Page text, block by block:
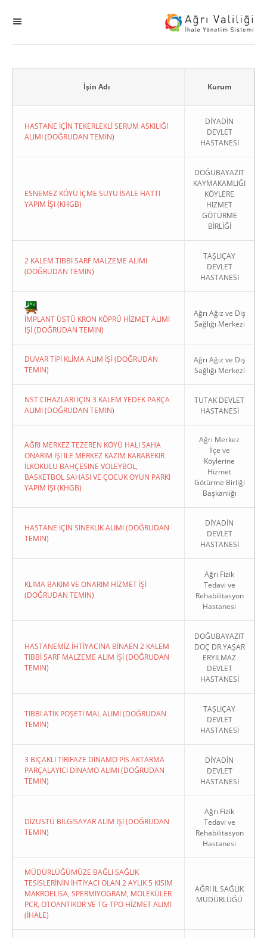
Okul
Kapat
Copyright 2022. Ağrı Valiliği
İşin Adı Kurum
HASTANE İÇİN TEKERLEKLİ SERUM ASKILIĞI
ALIMI (DOĞRUDAN TEMIN)
DİYADİN
DEVLET
HASTANESİ
ESNEMEZ KÖYÜ İÇME SUYU İSALE HATTI
YAPIM İŞI (KHGB)
DOĞUBAYAZIT
KAYMAKAMLIĞI
KÖYLERE
HİZMET
GÖTÜRME
BİRLİĞİ
2 KALEM TIBBİ SARF MALZEME ALIMI
(DOĞRUDAN TEMIN)
TAŞLIÇAY
DEVLET
HASTANESİ
İMPLANT ÜSTÜ KRON KÖPRÜ HİZMET ALIMI
İŞİ (DOĞRUDAN TEMIN)
Ağrı Ağız ve Diş
Sağlığı Merkezi
DUVAR TİPİ KLİMA ALIM İŞİ (DOĞRUDAN
TEMIN)
Ağrı Ağız ve Diş
Sağlığı Merkezi
NST CIHAZLARI İÇIN 3 KALEM YEDEK PARÇA
ALIMI (DOĞRUDAN TEMIN)
TUTAK DEVLET
HASTANESİ
AĞRI MERKEZ TEZEREN KÖYÜ HALI SAHA
ONARIM İŞI İLE MERKEZ KAZIM KARABEKIR
İLKOKULU BAHÇESINE VOLEYBOL,
BASKETBOL SAHASI VE ÇOCUK OYUN PARKI
YAPIM İŞI (KHGB)
Ağrı Merkez
İlçe ve
Köylerine
Hizmet
Götürme Birliği
Başkanlığı
HASTANE İÇİN SİNEKLİK ALIMI (DOĞRUDAN
TEMIN)
DİYADİN
DEVLET
HASTANESİ
KLİMA BAKIM VE ONARIM HİZMET İŞİ
(DOĞRUDAN TEMIN)
Ağrı Fizik
Tedavi ve
Rehabilitasyon
Hastanesi
HASTANEMİZ İHTİYACINA BİNAEN 2 KALEM
TIBBİ SARF MALZEME ALIM İŞİ (DOĞRUDAN
TEMIN)
DOĞUBAYAZIT
DOÇ DR.YAŞAR
ERYILMAZ
DEVLET
HASTANESİ
TIBBİ ATIK POŞETİ MAL ALIMI (DOĞRUDAN
TEMIN)
TAŞLIÇAY
DEVLET
HASTANESİ
3 BIÇAKLI TİRİFAZE DİNAMO PİS AKTARMA
PARÇALAYICI DİNAMO ALIMI (DOĞRUDAN
TEMIN)
DİYADİN
DEVLET
HASTANESİ
DİZÜSTÜ BİLGİSAYAR ALIM İŞİ (DOĞRUDAN
TEMIN)
Ağrı Fizik
Tedavi ve
Rehabilitasyon
Hastanesi
MÜDÜRLÜĞÜMÜZE BAĞLI SAĞLIK
TESİSLERİNİN İHTİYACI OLAN 2 AYLIK 5 KISIM
MAKROELİSA, SPERMİYOGRAM, MOLEKÜLER
PCR, OTOANTİKOR VE TG-TPO HİZMET ALIMI
(İHALE)
AĞRI İL SAĞLIK
MÜDÜRLÜĞÜ